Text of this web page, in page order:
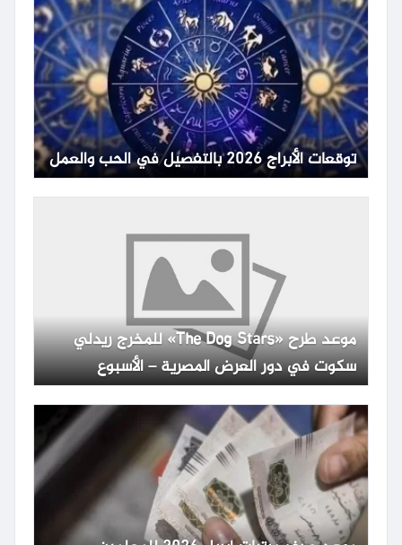
توقعات الأبراج 2026 بالتفصيل في الحب والعمل
موعد طرح «The Dog Stars» للمخرج ريدلي
سكوت في دور العرض المصرية – الأسبوع